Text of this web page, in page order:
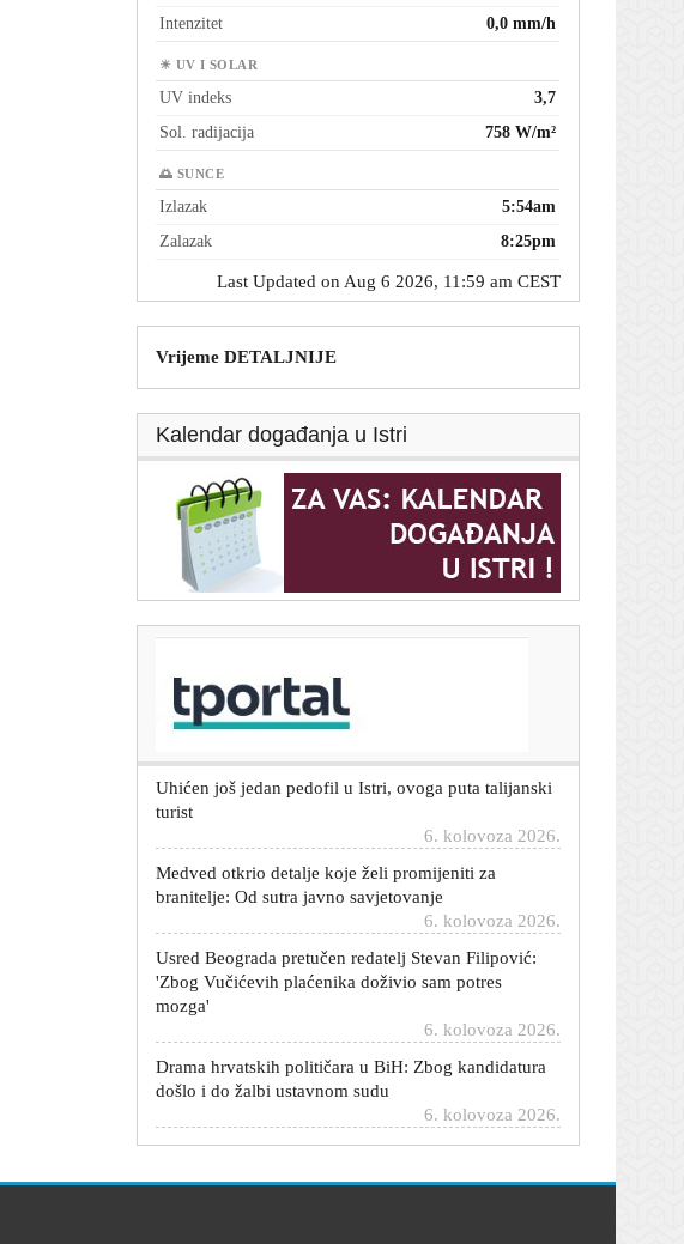
Intenzitet
0,0 mm/h
☀ UV I SOLAR
UV indeks
3,7
Sol. radijacija
758 W/m²
🌅 SUNCE
Izlazak
5:54am
Zalazak
8:25pm
Last Updated on Aug 6 2026, 11:59 am CEST
Vrijeme DETALJNIJE
Kalendar događanja u Istri
Evo koliko će Dalić zarađivati na novom poslu
turist
6. kolovoza 2026.
Medved otkrio detalje koje želi promijeniti za
6. kolovoza 2026.
Usred Beograda pretučen redatelj Stevan Filipović:
mozga'
6. kolovoza 2026.
Drama hrvatskih političara u BiH: Zbog kandidatura
6. kolovoza 2026.
FOTO Prizor iz Zagreba podijelio građane: Hrvatske